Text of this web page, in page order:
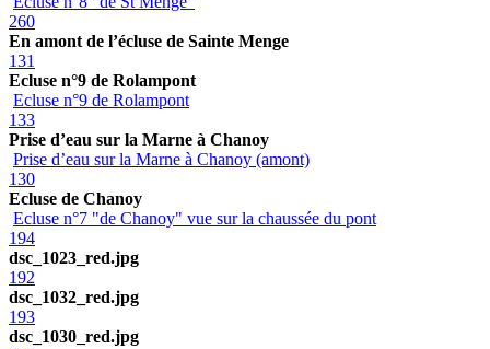
260
En amont de l’écluse de Sainte Menge
131
Ecluse n°9 de Rolampont
Ecluse n°9 de Rolampont
133
Prise d’eau sur la Marne à Chanoy
Prise d’eau sur la Marne à Chanoy (amont)
130
Ecluse de Chanoy
Ecluse n°7 "de Chanoy" vue sur la chaussée du pont
194
dsc_1023_red.jpg
192
dsc_1032_red.jpg
193
dsc_1030_red.jpg